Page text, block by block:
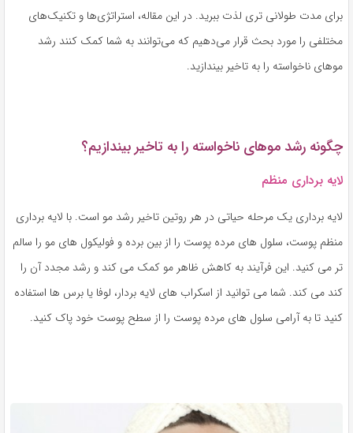
برای مدت طولانی تری لذت ببرید. در این مقاله، استراتژی‌ها و تکنیک‌های
مختلفی را مورد بحث قرار می‌دهیم که می‌توانند به شما کمک کنند رشد
موهای ناخواسته را به تاخیر بیندازید.
چگونه رشد موهای ناخواسته را به تاخیر بیندازیم؟
لایه برداری منظم
لایه برداری یک مرحله حیاتی در هر روتین تاخیر رشد مو است. با لایه برداری
منظم پوست، سلول های مرده پوست را از بین برده و فولیکول های مو را سالم
تر می کنید. این فرآیند به کاهش ظاهر مو کمک می کند و رشد مجدد آن را
کند می کند. شما می توانید از اسکراب های لایه بردار، لوفا یا برس ها استفاده
کنید تا به آرامی سلول های مرده پوست را از سطح پوست خود پاک کنید.